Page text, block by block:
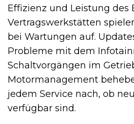
Effizienz und Leistung des
Vertragswerkstätten
bei Wartungen auf.
Probleme mit dem
Schaltvorgängen im
Motormanagement
jedem Service nach, ob
verfügbar sind.